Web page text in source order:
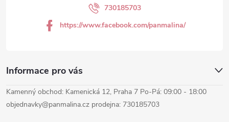
Informace pro vás
730185703
https://www.facebook.com/panmalina/
Kamenný obchod: Kamenická 12, Praha 7 Po-Pá: 09:00 - 18:00
objednavky@panmalina.cz prodejna: 730185703